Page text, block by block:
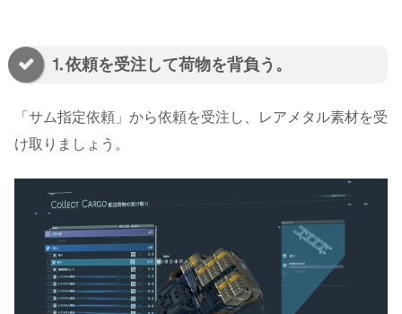
⒈依頼を受注して荷物を背負う。
「サム指定依頼」から依頼を受注し、レアメタル素材を受
け取りましょう。